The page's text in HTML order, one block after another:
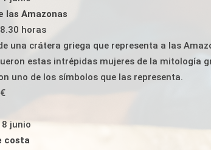
las Amazonas
horas
una crátera griega que representa a las
estas intrépidas mujeres de la mitología
uno de los símbolos que las representa.
junio
costa